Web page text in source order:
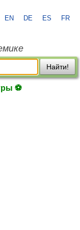
EN DE ES FR
Найти!
⚽